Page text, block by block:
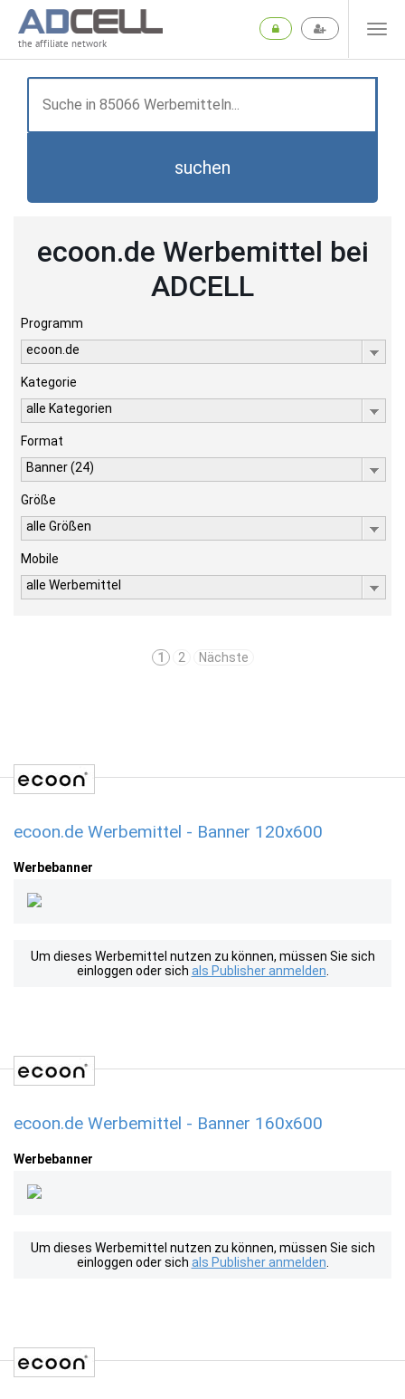
the affiliate network
suchen
ecoon.de Werbemittel bei
ADCELL
Programm
ecoon.de
Kategorie
alle Kategorien
Format
Banner (24)
Größe
alle Größen
Mobile
alle Werbemittel
1 2 Nächste
ecoon.de Werbemittel - Banner 120x600
Werbebanner
Um dieses Werbemittel nutzen zu können, müssen Sie sich
einloggen oder sich als Publisher anmelden
ecoon.de Werbemittel - Banner 160x600
Werbebanner
Um dieses Werbemittel nutzen zu können, müssen Sie sich
einloggen oder sich als Publisher anmelden